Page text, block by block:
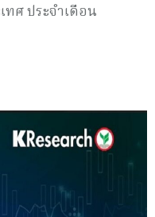
ทศ ประจำเดือน